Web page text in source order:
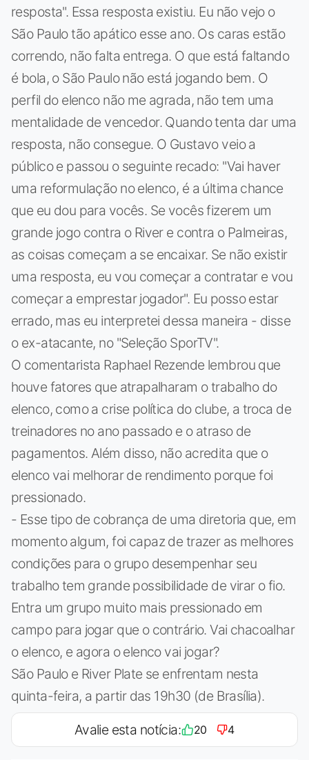
resposta". Essa resposta existiu. Eu não vejo o
São Paulo tão apático esse ano. Os caras estão
correndo, não falta entrega. O que está faltando
é bola, o São Paulo não está jogando bem. O
perfil do elenco não me agrada, não tem uma
mentalidade de vencedor. Quando tenta dar uma
resposta, não consegue. O Gustavo veio a
público e passou o seguinte recado: "Vai haver
uma reformulação no elenco, é a última chance
que eu dou para vocês. Se vocês fizerem um
grande jogo contra o River e contra o Palmeiras,
as coisas começam a se encaixar. Se não existir
uma resposta, eu vou começar a contratar e vou
começar a emprestar jogador". Eu posso estar
errado, mas eu interpretei dessa maneira - disse
o ex-atacante, no "Seleção SporTV".
O comentarista Raphael Rezende lembrou que
houve fatores que atrapalharam o trabalho do
elenco, como a crise política do clube, a troca de
treinadores no ano passado e o atraso de
pagamentos. Além disso, não acredita que o
elenco vai melhorar de rendimento porque foi
pressionado.
- Esse tipo de cobrança de uma diretoria que, em
momento algum, foi capaz de trazer as melhores
condições para o grupo desempenhar seu
trabalho tem grande possibilidade de virar o fio.
Entra um grupo muito mais pressionado em
campo para jogar que o contrário. Vai chacoalhar
o elenco, e agora o elenco vai jogar?
São Paulo e River Plate se enfrentam nesta
quinta-feira, a partir das 19h30 (de Brasília).
Avalie esta notícia: 20 4